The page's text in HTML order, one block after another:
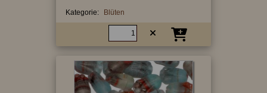
Kategorie: Blüten